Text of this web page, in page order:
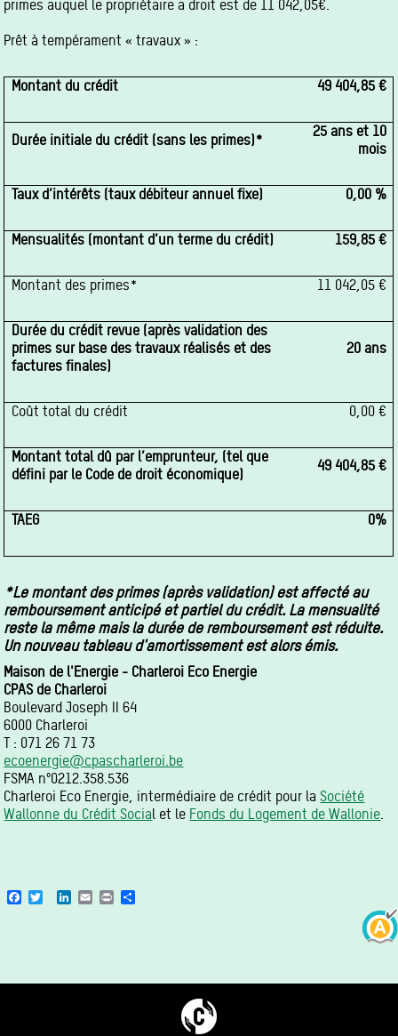
primes auquel le propriétaire a droit est de 11 042,05€.
Prêt à tempérament « travaux » :
Montant du crédit 49 404,85 €
Durée initiale du crédit (sans les primes)*
25 ans et 10
mois
Taux d’intérêts (taux débiteur annuel fixe) 0,00 %
Mensualités (montant d’un terme du crédit) 159,85 €
Montant des primes* 11 042,05 €
Durée du crédit revue (après validation des
primes sur base des travaux réalisés et des
factures finales)
20 ans
Coût total du crédit 0,00 €
Montant total dû par l’emprunteur, (tel que
défini par le Code de droit économique)
49 404,85 €
TAEG 0%
*Le montant des primes (après validation) est affecté au
remboursement anticipé et partiel du crédit. La mensualité
reste la même mais la durée de remboursement est réduite.
Un nouveau tableau d'amortissement est alors émis.
Maison de l'Energie - Charleroi Eco Energie
CPAS de Charleroi
Boulevard Joseph II 64
6000 Charleroi
T : 071 26 71 73
ecoenergie@cpascharleroi.be
FSMA n°0212.358.536
Charleroi Eco Energie, intermédiaire de crédit pour laSociété
Wallonne du Crédit Social et le Fonds du Logement de Wallonie.
Facebook
TwitterLinkedIn
EmailPrint